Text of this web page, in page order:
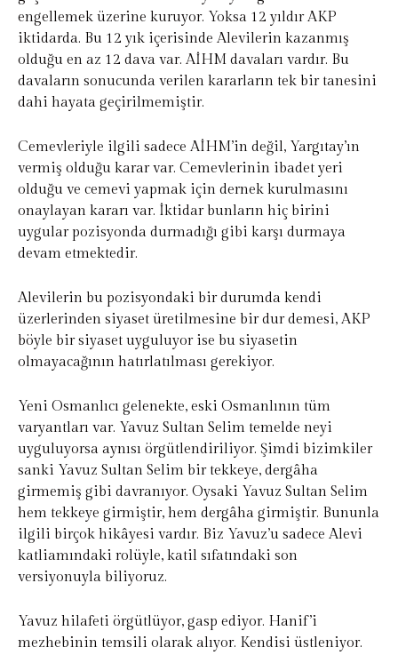
engellemek üzerine kuruyor. Yoksa 12 yıldır AKP
iktidarda. Bu 12 yık içerisinde Alevilerin kazanmış
olduğu en az 12 dava var. AİHM davaları vardır. Bu
davaların sonucunda verilen kararların tek bir tanesini
dahi hayata geçirilmemiştir.
Cemevleriyle ilgili sadece AİHM’in değil, Yargıtay’ın
vermiş olduğu karar var. Cemevlerinin ibadet yeri
olduğu ve cemevi yapmak için dernek kurulmasını
onaylayan kararı var. İktidar bunların hiç birini
uygular pozisyonda durmadığı gibi karşı durmaya
devam etmektedir.
Alevilerin bu pozisyondaki bir durumda kendi
üzerlerinden siyaset üretilmesine bir dur demesi, AKP
böyle bir siyaset uyguluyor ise bu siyasetin
olmayacağının hatırlatılması gerekiyor.
Yeni Osmanlıcı gelenekte, eski Osmanlının tüm
varyantları var. Yavuz Sultan Selim temelde neyi
uyguluyorsa aynısı örgütlendiriliyor. Şimdi bizimkiler
sanki Yavuz Sultan Selim bir tekkeye, dergâha
girmemiş gibi davranıyor. Oysaki Yavuz Sultan Selim
hem tekkeye girmiştir, hem dergâha girmiştir. Bununla
ilgili birçok hikâyesi vardır. Biz Yavuz’u sadece Alevi
katliamındaki rolüyle, katil sıfatındaki son
versiyonuyla biliyoruz.
Yavuz hilafeti örgütlüyor, gasp ediyor. Hanif’i
mezhebinin temsili olarak alıyor. Kendisi üstleniyor.